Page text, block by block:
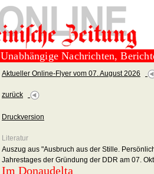
Unabhängige Nachrichten,
Aktueller Online-Flyer vom 07. August 2026
zurück
Druckversion
Literatur
Auszug aus "Ausbruch aus der Stille.
Jahrestages der Gründung der DDR am 07.
Im Donaudelta